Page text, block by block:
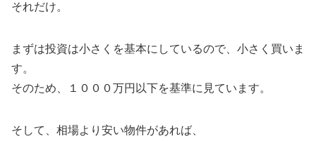
それだけ。
まずは投資は小さくを基本にしているので、小さく買いま
す。
そのため、１０００万円以下を基準に見ています。
そして、相場より安い物件があれば、